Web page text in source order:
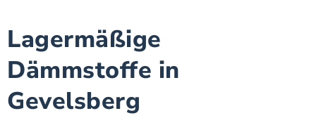
Lagermäßige
Dämmstoffe in
Gevelsberg